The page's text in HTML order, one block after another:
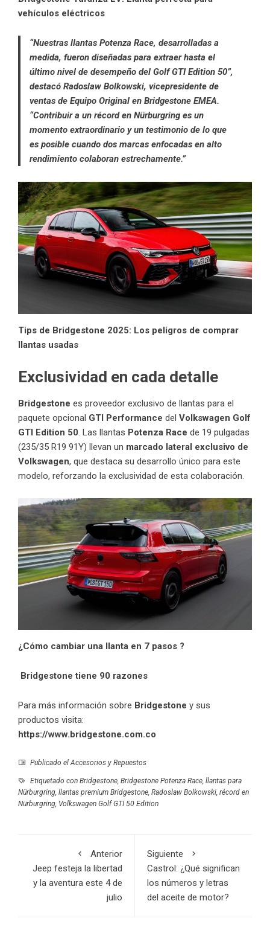
vehículos eléctricos
“Nuestras llantas Potenza Race, desarrolladas a
medida, fueron diseñadas para extraer hasta el
último nivel de desempeño del Golf GTI Edition 50”,
destacó Radoslaw Bolkowski, vicepresidente de
ventas de Equipo Original en Bridgestone EMEA.
“Contribuir a un récord en Nürburgring es un
momento extraordinario y un testimonio de lo que
es posible cuando dos marcas enfocadas en alto
rendimiento colaboran estrechamente.”
Tips de Bridgestone 2025: Los peligros de comprar
llantas usadas
Exclusividad en cada detalle
Bridgestone es proveedor exclusivo de llantas para el
paquete opcional GTI Performance del Volkswagen Golf
GTI Edition 50 . Las llantas Potenza Race de 19 pulgadas
(235/35 R19 91Y) llevan un marcado lateral exclusivo de
Volkswagen, que destaca su desarrollo único para este
modelo, reforzando la exclusividad de esta colaboración.
¿Cómo cambiar una llanta en 7 pasos ?
Bridgestone tiene 90 razones
Para más información sobre Bridgestone y sus
productos visita:
https://www.bridgestone.com.co
Publicado el Accesorios y Repuestos
Etiquetado con Bridgestone Bridgestone Potenza Race llantas para
Nürburgring llantas premium Bridgestone Radoslaw Bolkowski récord en
Nürburgring Volkswagen Golf GTI 50 Edition
Anterior
Jeep festeja la libertad
y la aventura este 4 de
julio
Siguiente
Castrol: ¿Qué significan
los números y letras
del aceite de motor?